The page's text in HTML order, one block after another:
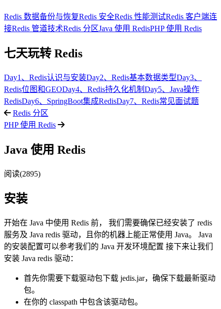
Redis 数据备份与恢复Redis 安全Redis 性能测试Redis 客户端连
接Redis 管道技术Redis 分区Java 使用 RedisPHP 使用 Redis
七天玩转 Redis
Day1、Redis认识与安装Day2、Redis基本数据类型Day3、
Redis位图和GEODay4、Redis持久化机制 Day5、Java操作
RedisDay6、SpringBoot集成RedisDay7、Redis常见面试题
Redis 分区
PHP 使用 Redis
Java 使用 Redis
阅读(2895)
安装
开始在 Java 中使用 Redis 前， 我们需要确保已经安装了 redis
服务及 Java redis 驱动，且你的机器上能正常使用 Java。 Java
的安装配置可以参考我们的 Java 开发环境配置 接下来让我们
安装 Java redis 驱动：
首先你需要下载驱动包下载 jedis.jar，确保下载最新驱动
包。
在你的 classpath 中包含该驱动包。